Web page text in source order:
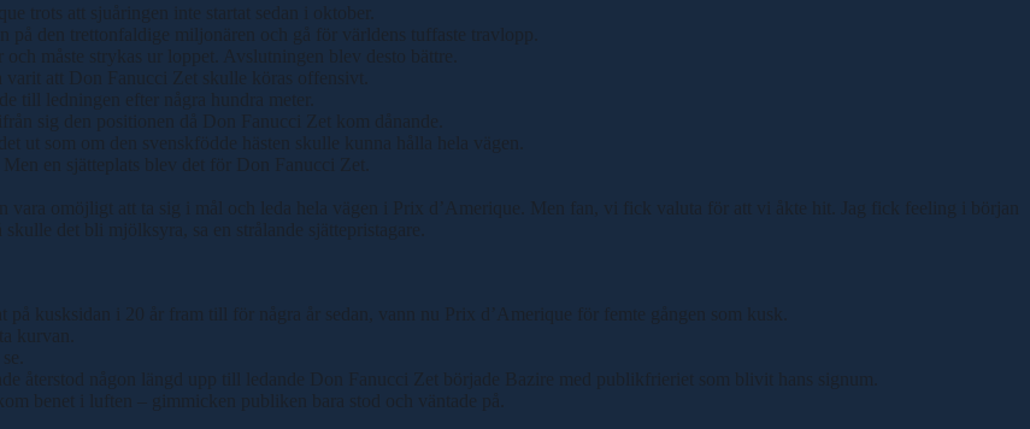
trots att sjuåringen inte startat sedan i oktober.
den trettonfaldige miljonären och gå för världens tuffaste travlopp.
måste strykas ur loppet. Avslutningen blev desto bättre.
att Don Fanucci Zet skulle köras offensivt.
till ledningen efter några hundra meter.
sig den positionen då Don Fanucci Zet kom dånande.
ut som om den svenskfödde hästen skulle kunna hålla hela vägen.
en sjätteplats blev det för Don Fanucci Zet.
vara omöjligt att ta sig i mål och leda hela vägen i Prix d’Amerique. Men fan, vi fick valuta för att vi åkte hit. Jag fick feeling i början
det bli mjölksyra, sa en strålande sjättepristagare.
kusksidan i 20 år fram till för några år sedan, vann nu Prix d’Amerique för femte gången som kusk.
kurvan.
återstod någon längd upp till ledande Don Fanucci Zet började Bazire med publikfrieriet som blivit hans signum.
benet i luften – gimmicken publiken bara stod och väntade på.